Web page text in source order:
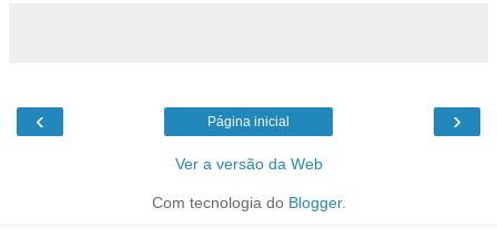
‹ ›
Página inicial
Ver a versão da Web
Com tecnologia do Blogger.